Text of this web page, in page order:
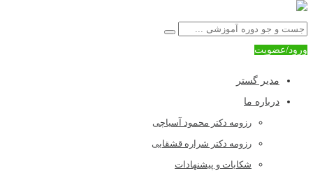
ورود/عضویت
مدیر گستر
درباره ما
رزومه دکتر محمود آسیاچی
رزومه دکتر شراره قشقایی
شکایات و پیشنهادات